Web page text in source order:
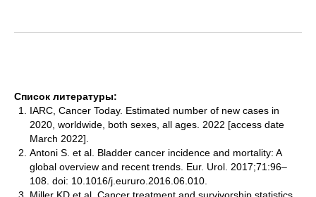
Список литературы:
IARC, Cancer Today. Estimated number of new cases in
2020, worldwide, both sexes, all ages. 2022 [access date
March 2022].
Antoni S. et al. Bladder cancer incidence and mortality: A
global overview and recent trends. Eur. Urol. 2017;71:96–
108. doi: 10.1016/j.eururo.2016.06.010.